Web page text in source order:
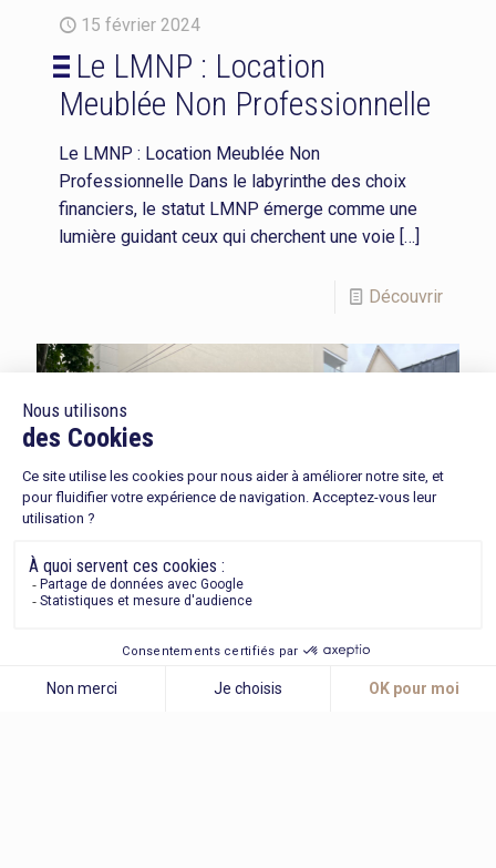
15 février 2024
Le LMNP : Location
Meublée Non Professionnelle
Le LMNP : Location Meublée Non
Professionnelle Dans le labyrinthe des choix
financiers, le statut LMNP émerge comme une
lumière guidant ceux qui cherchent une voie […]
Découvrir
20 juillet 2023